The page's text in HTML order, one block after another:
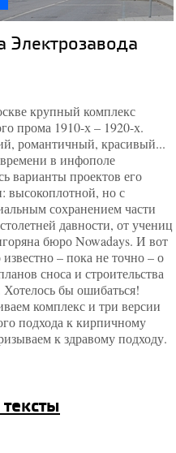
Электрозавода
крупный комплекс
прома 1910-х – 1920-х.
романтичный, красивый...
в инфополе
варианты проектов его
высокоплотной, но с
сохранением части
давности, от учениц
бюро Nowadays. И вот
– пока не точно – о
сноса и строительства
Хотелось бы ошибаться!
комплекс и три версии
подхода к кирпичному
к здравому подходу.